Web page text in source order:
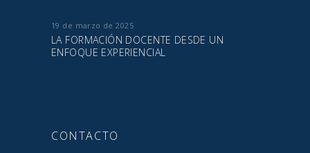
19 de marzo de 2025
LA FORMACIÓN DOCENTE DESDE UN
ENFOQUE EXPERIENCIAL
CONTACTO